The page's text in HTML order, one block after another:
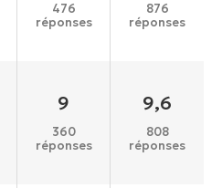
476
réponses
876
réponses
9
360
réponses
9,6
808
réponses